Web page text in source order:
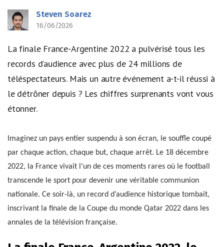
Steven Soarez
16/06/2026
La finale France-Argentine 2022 a pulvérisé tous les
records d’audience avec plus de 24 millions de
téléspectateurs. Mais un autre événement a-t-il réussi à
le détrôner depuis ? Les chiffres surprenants vont vous
étonner.
Imaginez un pays entier suspendu à son écran, le souffle coupé
par chaque action, chaque but, chaque arrêt. Le 18 décembre
2022, la France vivait l’un de ces moments rares où le football
transcende le sport pour devenir une véritable communion
nationale. Ce soir-là, un record d’audience historique tombait,
inscrivant la finale de la Coupe du monde Qatar 2022 dans les
annales de la télévision française.